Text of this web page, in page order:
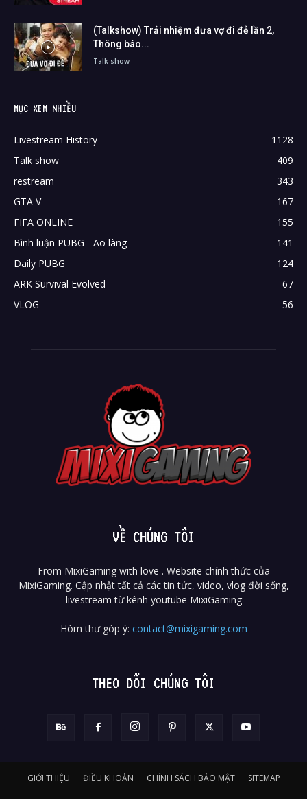
(Talkshow) Trải nhiệm đưa vợ đi đẻ lần 2,
Thông báo...
Talk show
MỤC XEM NHIỀU
Livestream History
1128
Talk show
409
restream
343
GTA V
167
FIFA ONLINE
155
Bình luận PUBG - Ao làng
141
Daily PUBG
124
ARK Survival Evolved
67
VLOG
56
VỀ CHÚNG TÔI
From MixiGaming with love . Website chính thức của
MixiGaming. Cập nhật tất cả các tin tức, video, vlog đời sống,
livestream từ kênh youtube MixiGaming
Hòm thư góp ý: contact@mixigaming.com
THEO DÕI CHÚNG TÔI
GIỚI THIỆU ĐIỀU KHOẢN CHÍNH SÁCH BẢO MẬT SITEMAP